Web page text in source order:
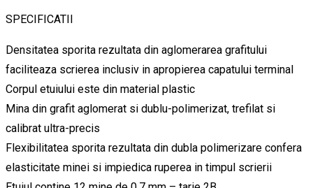
SPECIFICATII
Densitatea sporita rezultata din aglomerarea grafitului
faciliteaza scrierea inclusiv in apropierea capatului terminal
Corpul etuiului este din material plastic
Mina din grafit aglomerat si dublu-polimerizat, trefilat si
calibrat ultra-precis
Flexibilitatea sporita rezultata din dubla polimerizare confera
elasticitate minei si impiedica ruperea in timpul scrierii